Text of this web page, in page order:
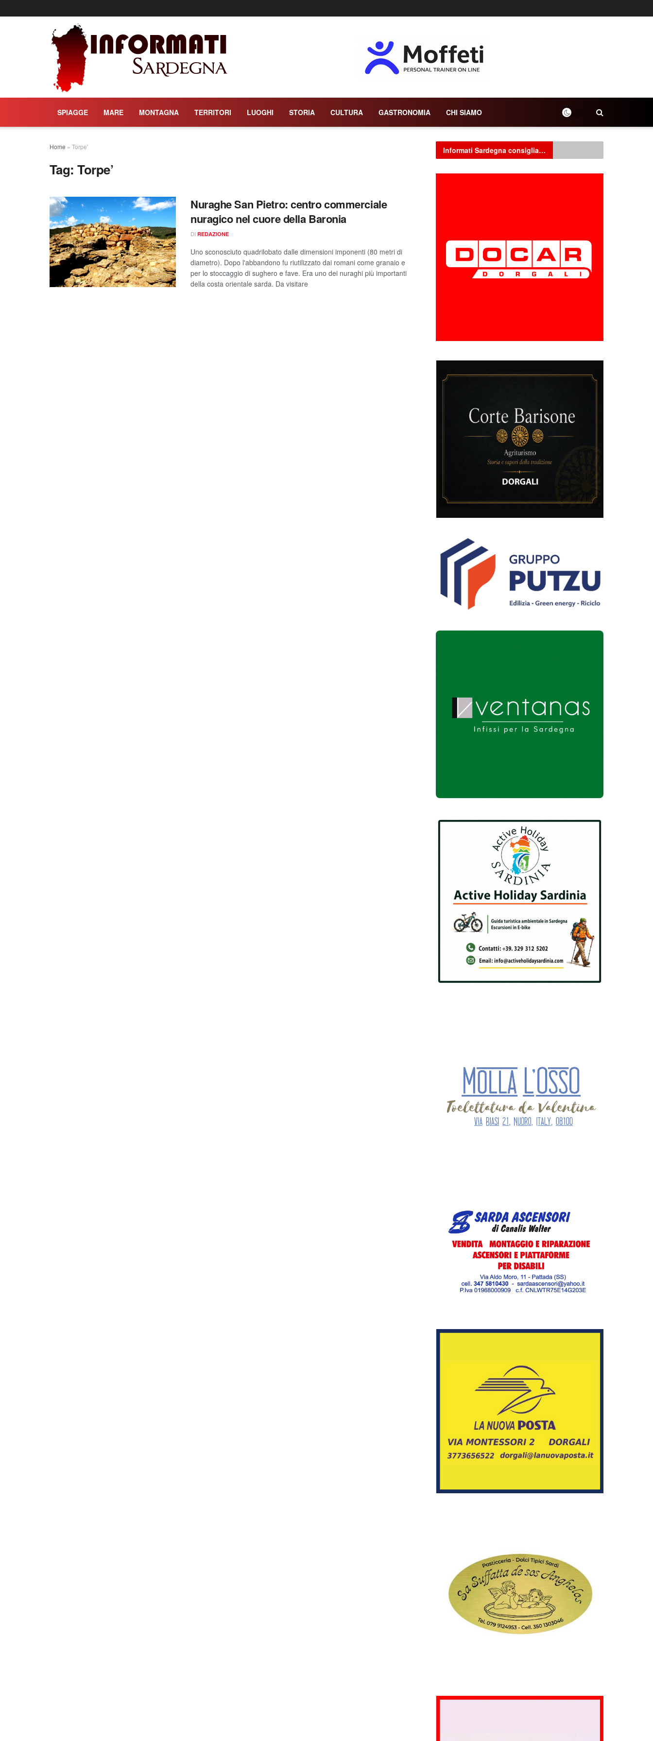
SPIAGGE MARE MONTAGNA TERRITORI LUOGHI STORIA CULTURA GASTRONOMIA CHI SIAMO
Home » Torpe'
Tag:Torpe’
Nuraghe San Pietro: centro commerciale
nuragico nel cuore della Baronia
DI REDAZIONE
Uno sconosciuto quadrilobato dalle dimensioni imponenti (80 metri di
diametro). Dopo l'abbandono fu riutilizzato dai romani come granaio e
per lo stoccaggio di sughero e fave. Era uno dei nuraghi più importanti
della costa orientale sarda. Da visitare
Informati Sardegna consiglia…